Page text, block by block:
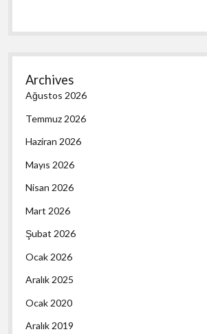
Archives
Ağustos 2026
Temmuz 2026
Haziran 2026
Mayıs 2026
Nisan 2026
Mart 2026
Şubat 2026
Ocak 2026
Aralık 2025
Ocak 2020
Aralık 2019